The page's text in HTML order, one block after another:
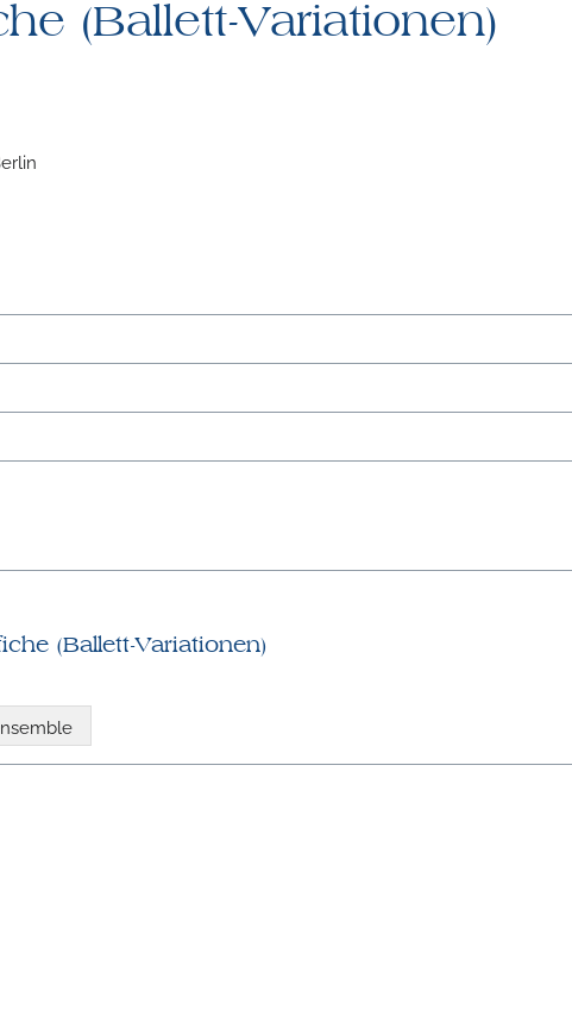
(Ballett-Variationen)
(Ballett-Variationen)